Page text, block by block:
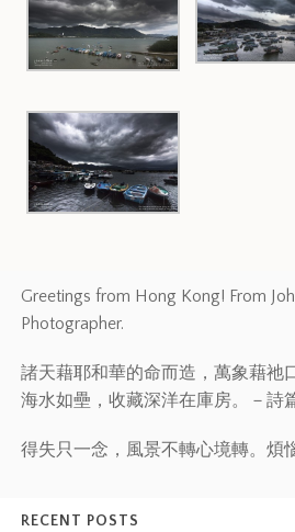
Greetings from Hong Kong! From
Photographer.
諸天藉耶和華的命而造，萬象藉祂
海水如壘，收藏深洋在庫房。－詩
得失只一念，風景不轉心境轉。煩
RECENT POSTS